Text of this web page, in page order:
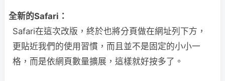
全新的Safari：
Safari在這次改版，終於也將分頁做在網址列下方，
更貼近我們的使用習慣，而且並不是固定的小小一
格，而是依網頁數量擴展，這樣就好按多了。